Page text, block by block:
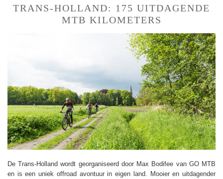
TRANS-HOLLAND: 175 UITDAGENDE
MTB KILOMETERS
De Trans-Holland wordt georganiseerd door Max Bodifee van GO MTB
en is een uniek offroad avontuur in eigen land. Mooier en uitdagender